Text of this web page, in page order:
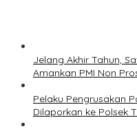
Jelang Akhir Tahun,
Amankan PMI Non
Pelaku Pengrusakan
Dilaporkan ke Polsek